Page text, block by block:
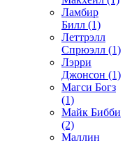
Ламбир
Билл (1)
Леттрэлл
Спрюэлл (1)
Лэрри
Джонсон (1)
Магси Богз
(1)
Майк Бибби
(2)
Маллин